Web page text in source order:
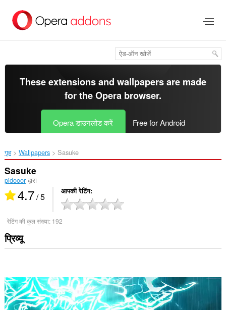
सामग्री
These extensions and wallpapers are made
for theOpera browser.
Opera डाउनलोड करें Free for Android
गृह Wallpapers Sasuke‎
Sasuke
pidooorद्वारा
4.7/ 5 आपकी रेटिंग
रेटिंग की कुल संख्या: 192
प्रिव्यू